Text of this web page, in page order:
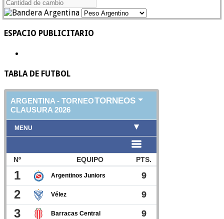
ESPACIO PUBLICITARIO
TABLA DE FUTBOL